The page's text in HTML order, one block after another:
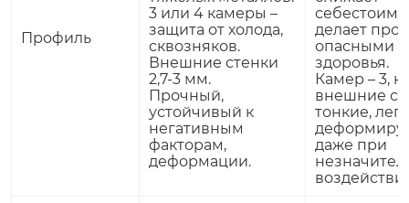
Профиль
3 или 4 камеры –
защита от холода,
сквозняков.
Внешние стенки
2,7-3 мм.
Прочный,
устойчивый к
негативным
факторам,
деформации.
делает
опасными
здоровья.
Камер – 3,
внешние
тонкие,
даже при